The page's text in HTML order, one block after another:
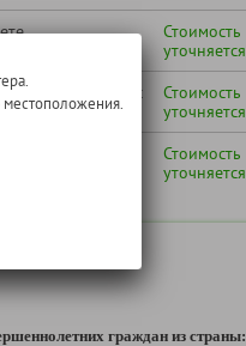
Стоимость
уточняется
бровар» с
Стоимость
уточняется
Стоимость
уточняется
граждан из страны:
местоположения.